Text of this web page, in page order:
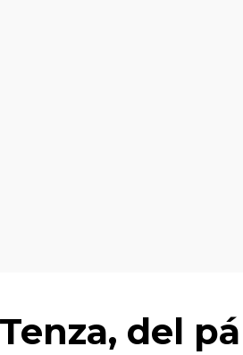
del